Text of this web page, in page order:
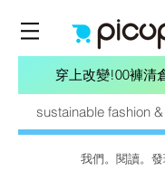
穿上改變!00褲清
sustainable fashion
我們。閱讀。